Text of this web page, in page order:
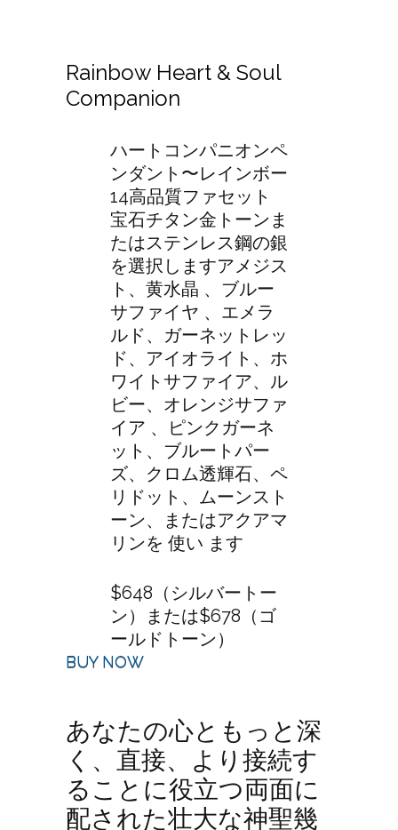
Rainbow Heart & Soul
Companion
ハートコンパニオンペ
ンダント〜レインボー
14高品質ファセット
宝石チタン金トーンま
たはステンレス鋼の銀
を選択しますアメジス
ト、黄水晶 、ブルー
サファイヤ 、エメラ
ルド、ガーネットレッ
ド、アイオライト、ホ
ワイトサファイア、ル
ビー、オレンジサファ
イア 、ピンクガーネ
ット、ブルートパー
ズ、クロム透輝石、ペ
リドット、ムーンスト
ーン、またはアクアマ
リンを 使い ます
$648（シルバートー
ン）または$678（ゴ
ールドトーン）
BUY NOW
あなたの心ともっと深
く、直接、より接続す
ることに役立つ両面に
配された壮大な神聖幾